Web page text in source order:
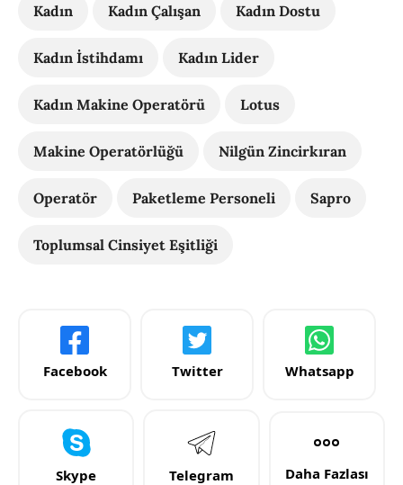
Kadın Kadın Çalışan Kadın Dostu
Kadın İstihdamı Kadın Lider
Kadın Makine Operatörü Lotus
Makine Operatörlüğü Nilgün Zincirkıran
Operatör Paketleme Personeli Sapro
Toplumsal Cinsiyet Eşitliği
Facebook Twitter Whatsapp
Skype Telegram Daha Fazlası